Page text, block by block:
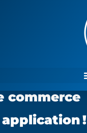
commerce
!